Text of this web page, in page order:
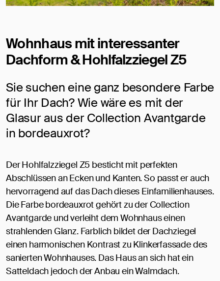
Wohnhaus mit interessanter
Dachform & Hohlfalzziegel Z5
Sie suchen eine ganz besondere Farbe
für Ihr Dach? Wie wäre es mit der
Glasur aus der Collection Avantgarde
in bordeauxrot?
Der Hohlfalzziegel Z5 besticht mit perfekten
Abschlüssen an Ecken und Kanten. So passt er auch
hervorragend auf das Dach dieses Einfamilienhauses.
Die Farbe bordeauxrot gehört zu der Collection
Avantgarde und verleiht dem Wohnhaus einen
strahlenden Glanz. Farblich bildet der Dachziegel
einen harmonischen Kontrast zu Klinkerfassade des
sanierten Wohnhauses. Das Haus an sich hat ein
Satteldach jedoch der Anbau ein Walmdach.